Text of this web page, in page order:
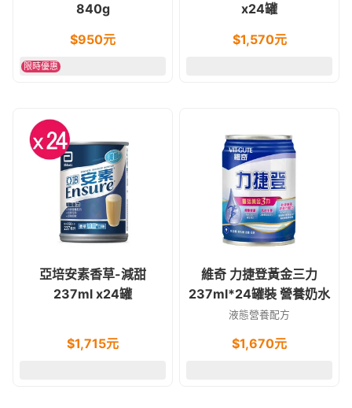
840g
$950元
限時優惠
x24罐
$1,570元
亞培安素香草-減甜
237ml x24罐
$1,715元
維奇 力捷登黃金三力
237ml*24罐裝 營養奶水
液態營養配方
$1,670元